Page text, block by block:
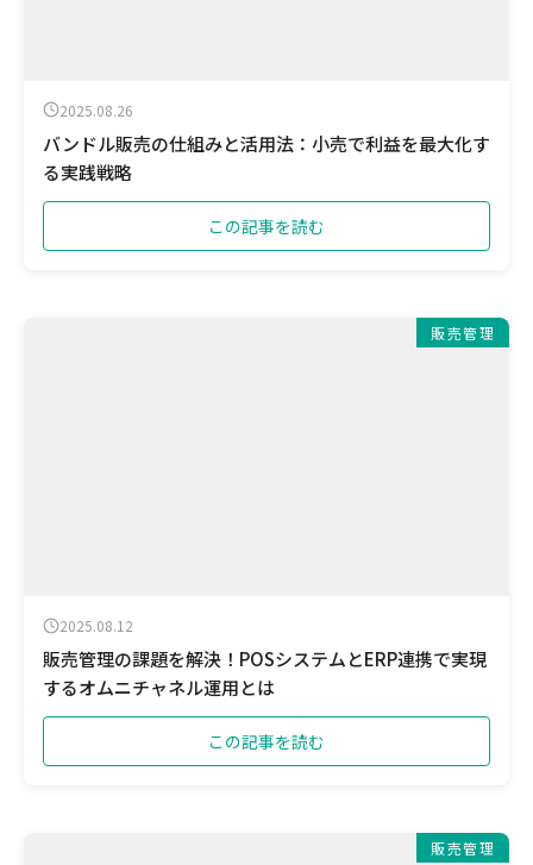
2025.08.26
バンドル販売の仕組みと活用法：小売で利益を最大化す
る実践戦略
この記事を読む
販売管理
2025.08.12
販売管理の課題を解決！POSシステムとERP連携で実現
するオムニチャネル運用とは
この記事を読む
販売管理